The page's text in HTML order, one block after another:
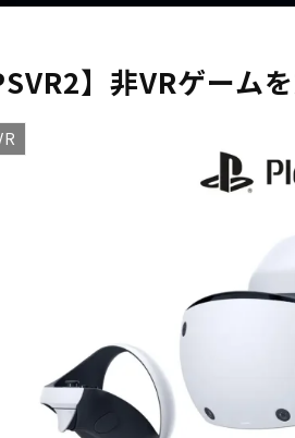
livedoor 相互RSS
】非VRゲーム